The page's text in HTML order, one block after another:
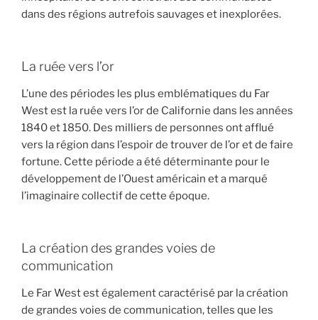
dans des régions autrefois sauvages et inexplorées.
La ruée vers l’or
L’une des périodes les plus emblématiques du Far
West est la ruée vers l’or de Californie dans les années
1840 et 1850. Des milliers de personnes ont afflué
vers la région dans l’espoir de trouver de l’or et de faire
fortune. Cette période a été déterminante pour le
développement de l’Ouest américain et a marqué
l’imaginaire collectif de cette époque.
La création des grandes voies de
communication
Le Far West est également caractérisé par la création
de grandes voies de communication, telles que les